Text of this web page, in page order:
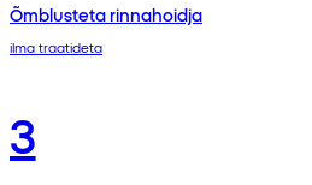
Õmblusteta rinnahoidja
ilma traatideta
3